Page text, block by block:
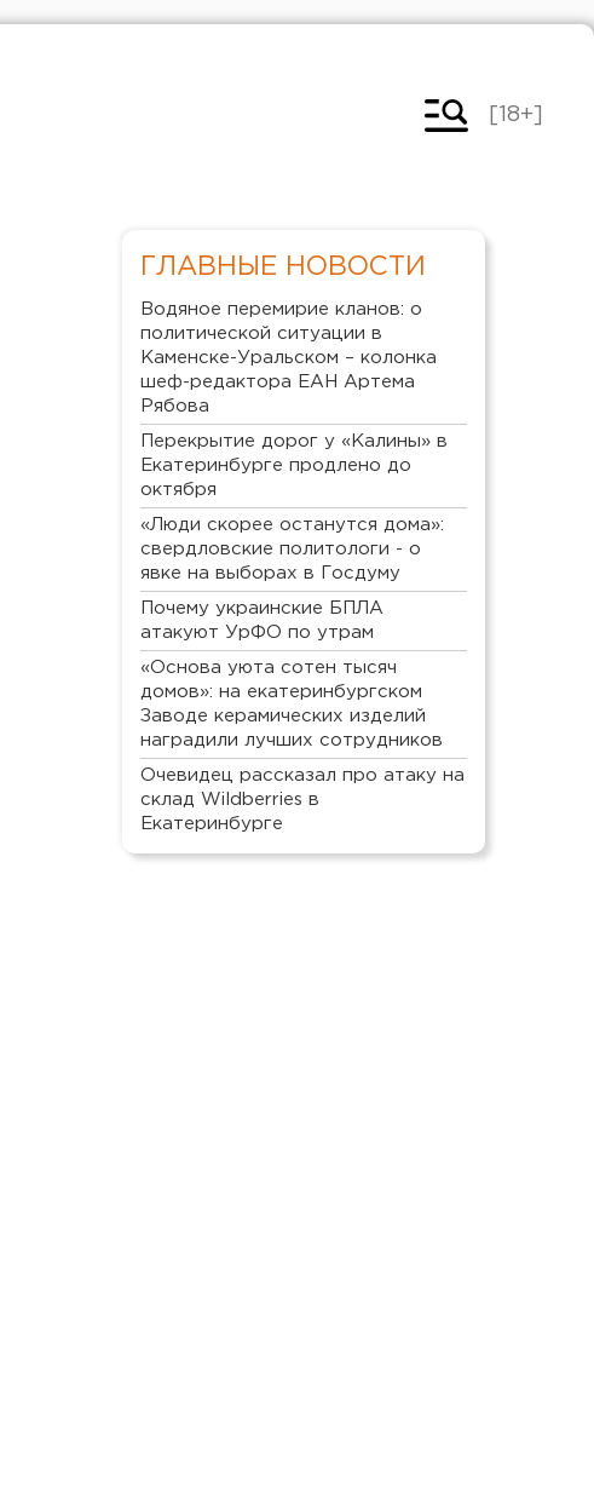
[18+]
ГЛАВНЫЕ НОВОСТИ
Водяное перемирие кланов: о
политической ситуации в
Каменске-Уральском – колонка
шеф-редактора ЕАН Артема
Рябова
Перекрытие дорог у «Калины» в
Екатеринбурге продлено до
октября
«Люди скорее останутся дома»:
свердловские политологи - о
явке на выборах в Госдуму
Почему украинские БПЛА
атакуют УрФО по утрам
«Основа уюта сотен тысяч
домов»: на екатеринбургском
Заводе керамических изделий
наградили лучших сотрудников
Очевидец рассказал про атаку на
склад Wildberries в
Екатеринбурге